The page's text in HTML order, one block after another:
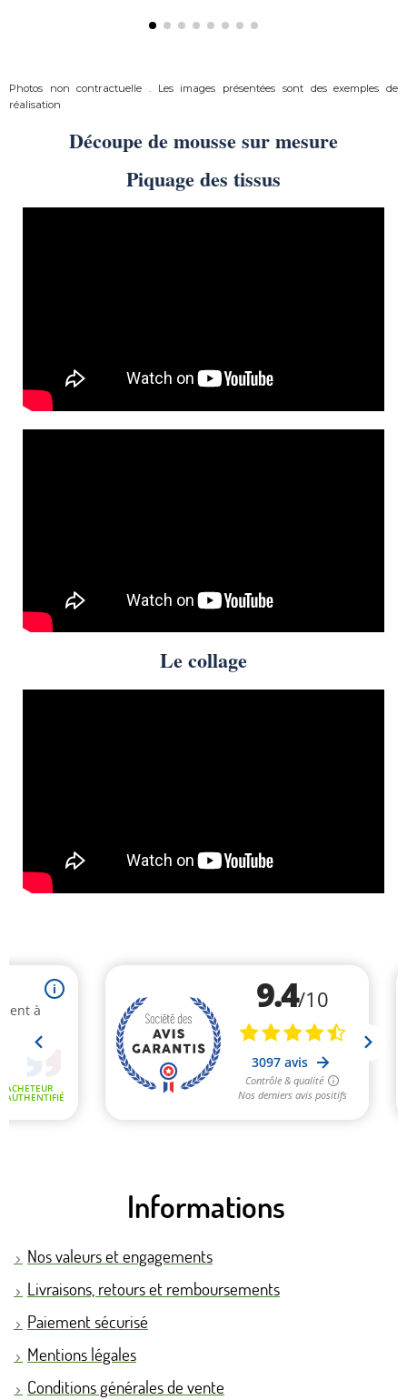
Photos non contractuelle . Les images présentées sont des exemples de
réalisation
Découpe de mousse sur mesure
Piquage des tissus
Le collage
Informations
Nos valeurs et engagements
Livraisons, retours et remboursements
Paiement sécurisé
Mentions légales
Conditions générales de vente